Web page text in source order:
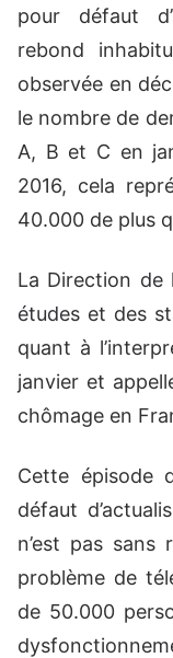
pour défaut
rebond
observée en
le nombre de
A, B et C en
2016, cela
40.000 de plus
La Direction de
études et des
quant à
janvier et
chômage en
Cette épisode
défaut
n’est pas sans
problème de
de 50.000